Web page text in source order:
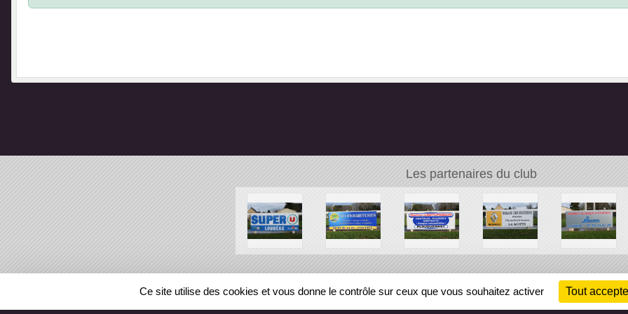
Les partenaires du club
REGIONS
Ce site utilise des cookies et vous donne le contrôle sur ceux que vous souhaitez activer Tout